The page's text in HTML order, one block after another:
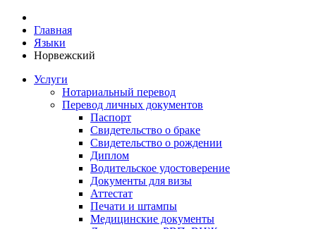
Главная
Языки
Норвежский
Услуги
Нотариальный перевод
Перевод личных документов
Паспорт
Свидетельство о браке
Свидетельство о рождении
Диплом
Водительское удостоверение
Документы для визы
Аттестат
Печати и штампы
Медицинские документы